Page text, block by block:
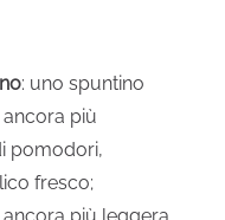
: uno spuntino
più
pomodori,
fresco;